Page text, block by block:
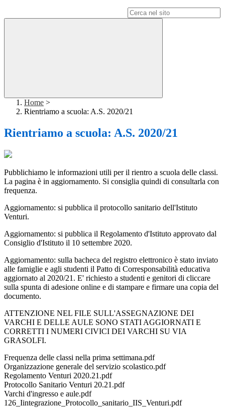
Home >
Rientriamo a scuola: A.S. 2020/21
Rientriamo a scuola: A.S. 2020/21
Pubblichiamo le informazioni utili per il rientro a scuola delle classi.
La pagina è in aggiornamento. Si consiglia quindi di consultarla con
frequenza.
Aggiornamento: si pubblica il protocollo sanitario dell'Istituto
Venturi.
Aggiornamento: si pubblica il Regolamento d'Istituto approvato dal
Consiglio d'Istituto il 10 settembre 2020.
Aggiornamento: sulla bacheca del registro elettronico è stato inviato
alle famiglie e agli studenti il Patto di Corresponsabilità educativa
aggiornato al 2020/21. E' richiesto a studenti e genitori di cliccare
sulla spunta di adesione online e di stampare e firmare una copia del
documento.
ATTENZIONE NEL FILE SULL'ASSEGNAZIONE DEI
VARCHI E DELLE AULE SONO STATI AGGIORNATI E
CORRETTI I NUMERI CIVICI DEI VARCHI SU VIA
GRASOLFI.
Frequenza delle classi nella prima settimana.pdf
Organizzazione generale del servizio scolastico.pdf
Regolamento Venturi 2020.21.pdf
Protocollo Sanitario Venturi 20.21.pdf
Varchi d'ingresso e aule.pdf
126_Iintegrazione_Protocollo_sanitario_IIS_Venturi.pdf